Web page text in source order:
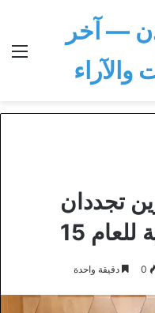
— آخر
والآراء
تجددان
15
0 دقيقة واحدة